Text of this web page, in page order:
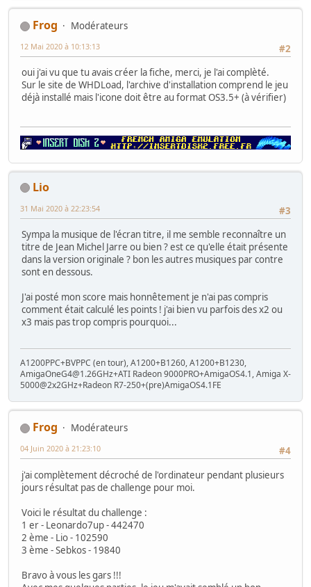
Frog
Modérateurs
#2
12 Mai 2020 à 10:13:13
oui j'ai vu que tu avais créer la fiche, merci, je l'ai complèté.
Sur le site de WHDLoad, l'archive d'installation comprend le jeu
déjà installé mais l'icone doit être au format OS3.5+ (à vérifier)
Lio
#3
31 Mai 2020 à 22:23:54
Sympa la musique de l'écran titre, il me semble reconnaître un
titre de Jean Michel Jarre ou bien ? est ce qu'elle était présente
dans la version originale ? bon les autres musiques par contre
sont en dessous.
J'ai posté mon score mais honnêtement je n'ai pas compris
comment était calculé les points ! j'ai bien vu parfois des x2 ou
x3 mais pas trop compris pourquoi...
A1200PPC+BVPPC (en tour), A1200+B1260, A1200+B1230,
AmigaOneG4@1.26GHz+ATI Radeon 9000PRO+AmigaOS4.1, Amiga X-
5000@2x2GHz+Radeon R7-250+(pre)AmigaOS4.1FE
Frog
Modérateurs
#4
04 Juin 2020 à 21:23:10
j'ai complètement décroché de l'ordinateur pendant plusieurs
jours résultat pas de challenge pour moi.
Voici le résultat du challenge :
1 er - Leonardo7up - 442470
2 ème - Lio - 102590
3 ème - Sebkos - 19840
Bravo à vous les gars !!!